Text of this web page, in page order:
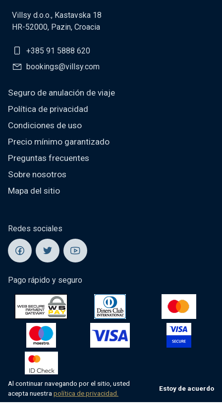
Al continuar navegando por el sitio, usted
acepta nuestra política de privacidad.
Estoy de acuerdo
Villsy d.o.o., Kastavska 18
HR-52000, Pazin, Croacia
+385 91 5888 620
bookings@villsy.com
Seguro de anulación de viaje
Política de privacidad
Condiciones de uso
Precio mínimo garantizado
Preguntas frecuentes
Sobre nosotros
Mapa del sitio
Redes sociales
Pago rápido y seguro